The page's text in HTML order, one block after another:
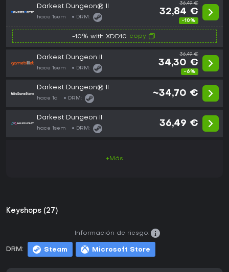
Darkest Dungeon® II
hace 1sem DRM:
36,49 €
32,84 €
-10%
-10% with XDD10 copy
Darkest Dungeon II
hace 1sem DRM:
36,49 €
34,30 €
-6%
Darkest Dungeon® II
hace 1d DRM:
~34,70 €
Darkest Dungeon II
hace 1sem DRM:
36,49 €
+Más
Keyshops (27)
DRM: Steam Microsoft Store
Información de riesgo: